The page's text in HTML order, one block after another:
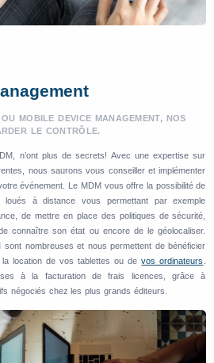
MOBILE DEVICE MANAGEMENT, NOS
LE CONTRÔLE.
n’ont plus de secrets! Avec une expertise sur
nous saurons vous conseiller et implémenter
événement. Le MDM vous offre la possibilité de
à distance vous permettant par exemple
de mettre en place des politiques de sécurité,
connaître son état ou encore de le géolocaliser.
nombreuses et nous permettent de bénéficier
la location de vos tablettes ou devos ordinateurs .
à la facturation de frais licences, grâce à
négociés chez les plus grands éditeurs.